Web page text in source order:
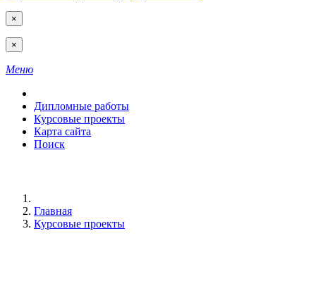
×
×
Меню
Дипломные работы
Курсовые проекты
Карта сайта
Поиск
Главная
Курсовые проекты